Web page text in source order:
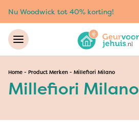
Nu Woodwick tot 40% korting!
Home - Product Merken - Millefiori Milano
Millefiori Milano